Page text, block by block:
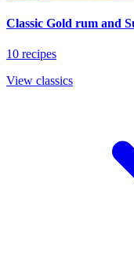
Classic Gold rum and
10 recipes
View classics